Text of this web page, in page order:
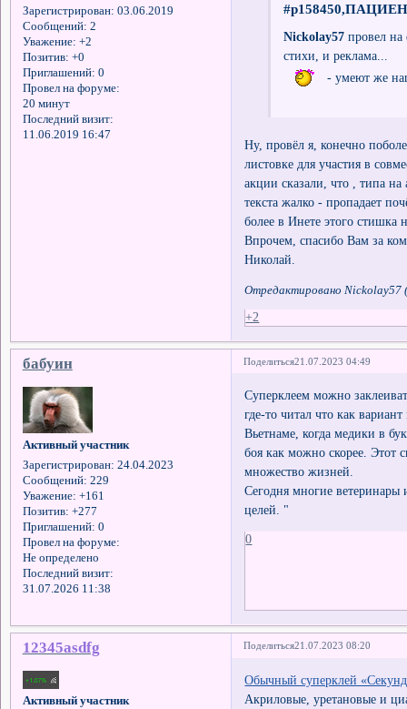
Зарегистрирован: 03.06.2019
Сообщений: 2
Уважение: +2
Позитив: +0
Приглашений: 0
Провел на форуме:
20 минут
Последний визит:
11.06.2019 16:47
Nickolay57провел на
стихи, и реклама...
- умеют же
Ну, провёл я, конечно
листовке для участия в
акции сказали, что , типа
текста жалко - пропадает
более в Инете этого стишка
Впрочем, спасибо Вам за
Николай.
Отредактировано Nickolay57
+2
Поделиться21.07.2023 04:49
бабуин
Активный участник
Зарегистрирован: 24.04.2023
Сообщений: 229
Уважение: +161
Позитив: +277
Приглашений: 0
Провел на форуме:
Не определено
Последний визит:
31.07.2026 11:38
Суперклеем можно
где-то читал что как
Вьетнаме, когда медики в
боя как можно скорее. Этот
множество жизней.
Сегодня многие ветеринары
целей. "
0
Поделиться21.07.2023 08:20
12345asdfg
Активный участник
Обычный суперклей
Акриловые, уретановые и